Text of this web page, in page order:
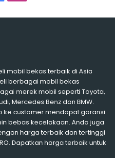
mobil bekas terbaik di Asia
berbagai mobil bekas
merek mobil seperti Toyota,
Mercedes Benz dan BMW.
ke customer mendapat garansi
bebas kecelakaan. Anda juga
harga terbaik dan tertinggi
Dapatkan harga terbaik untuk